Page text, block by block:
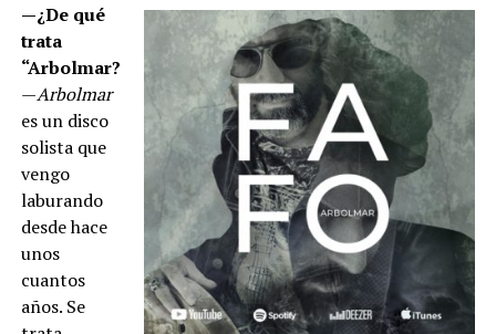
—¿De qué
trata
“Arbolmar?
—Arbolmar
es un disco
solista que
vengo
laburando
desde hace
unos
cuantos
años. Se